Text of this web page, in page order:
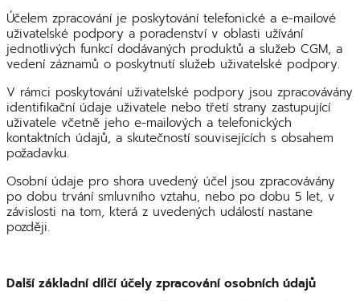
Účelem zpracování je poskytování telefonické a e-mailové
uživatelské podpory a poradenství v oblasti užívání
jednotlivých funkcí dodávaných produktů a služeb CGM, a
vedení záznamů o poskytnutí služeb uživatelské podpory.
V rámci poskytování uživatelské podpory jsou zpracovávány
identifikační údaje uživatele nebo třetí strany zastupující
uživatele včetně jeho e-mailových a telefonických
kontaktních údajů, a skutečností souvisejících s obsahem
požadavku.
Osobní údaje pro shora uvedený účel jsou zpracovávány
po dobu trvání smluvního vztahu, nebo po dobu 5 let, v
závislosti na tom, která z uvedených událostí nastane
později.
Další základní dílčí účely zpracování osobních údajů